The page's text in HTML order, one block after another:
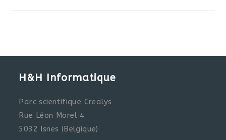
H&H Informatique
Parc scientifique Crealys
Rue Léon Morel 4
5032 Isnes (Belgique)